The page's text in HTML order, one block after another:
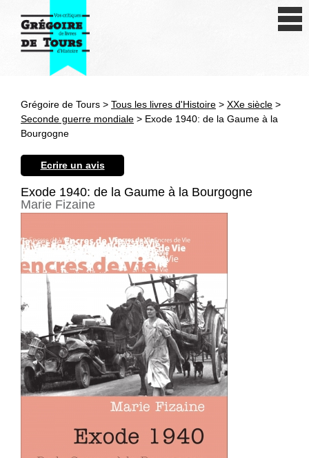
Antiquité
XXe siècle
Autres civilisations
Thématiques
Grégoire de Tours > Tous les livres d'Histoire > XXe siècle >
Seconde guerre mondiale > Exode 1940: de la Gaume à la
Bourgogne
Ecrire un avis
Exode 1940: de la Gaume à la Bourgogne
Marie Fizaine